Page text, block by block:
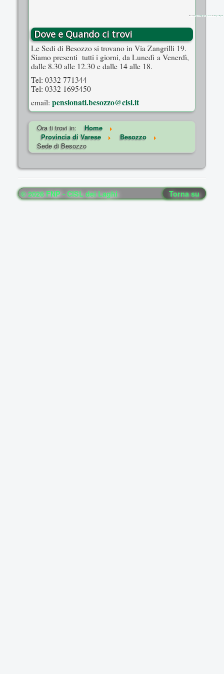
Powered by https://embedgooglemaps.com/en/ & theimpossiblequiz1
Dove e Quando ci trovi
Le Sedi di Besozzo si trovano in Via Zangrilli 19.
Siamo presenti tutti i giorni, da Lunedì a Venerdì,
dalle 8.30 alle 12.30 e dalle 14 alle 18.
Tel: 0332 771344
Tel: 0332 1695450
email: pensionati.besozzo@cisl.it
Ora ti trovi in:
Home
Provincia di Varese
Besozzo
Sede di Besozzo
Torna su
© 2026 FNP - CISL dei Laghi